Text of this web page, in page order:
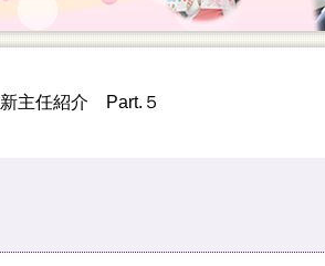
新主任紹介 Part.５